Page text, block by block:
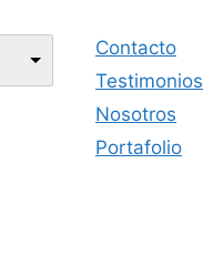
Contacto
Testimonios
Nosotros
Portafolio